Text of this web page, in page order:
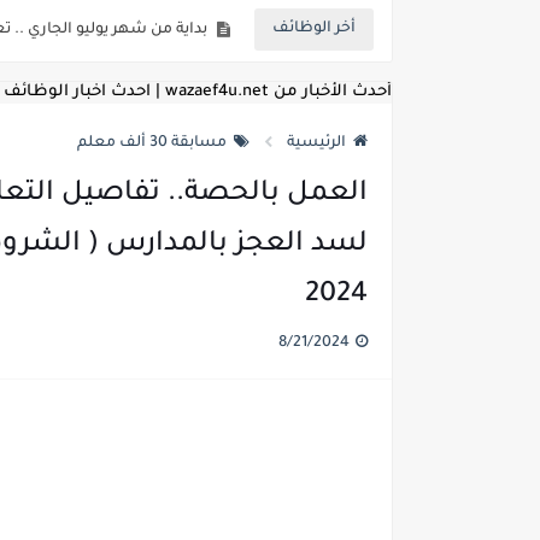
أخر الوظائف للمؤهلات العليا ..اعلان وظائف
اعلان وظائف وزارة التعليم
اعلان وظائف الهيئة
اعلان وظائف الشركة
مسابقة معلمي الحصه
اعلان وظائف الهيئة القومية
أحدث الأخبار من wazaef4u.net | احدث اخبار الوظائف
الرئيسية مسابقة 30 ألف معلم
العمل بالحصة.. تفاصيل
2024